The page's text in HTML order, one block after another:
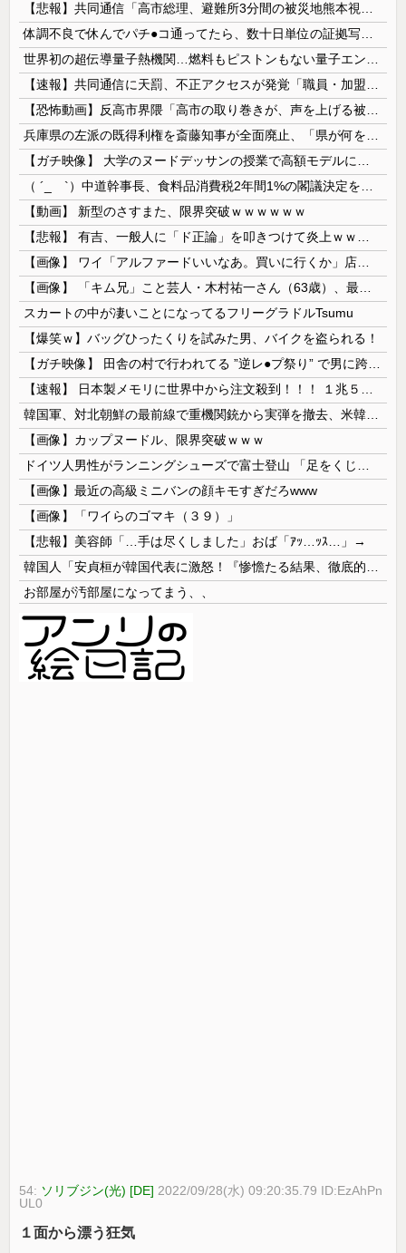
【動画】 新型のさすまた、限界突破ｗｗｗｗｗｗ
スカートの中が凄いことになってるフリーグラドルTsumu
【爆笑ｗ】バッグひったくりを試みた男、バイクを盗られる！
【画像】カップヌードル、限界突破ｗｗｗ
【画像】最近の高級ミニバンの顔キモすぎだろwww
【画像】「ワイらのゴマキ（３９）」
【悲報】美容師「…手は尽くしました」おば「ｱｯ…ｯｽ…」→
お部屋が汚部屋になってまう、、
54: ソリブジン(光) [DE] 2022/09/28(水) 09:20:35.79 ID:EzAhPn
UL0
１面から漂う狂気